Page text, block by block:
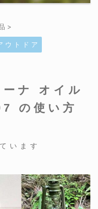
>
ウ ト ド ア
ナ オイル
の使い方